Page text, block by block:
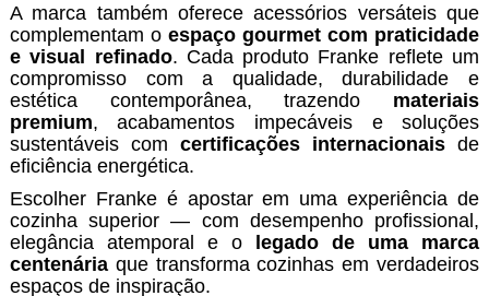
A marca também oferece acessórios versáteis que
complementam o espaço gourmet com praticidade
e visual refinado. Cada produto Franke reflete um
compromisso com a qualidade, durabilidade e
estética contemporânea, trazendo materiais
premium, acabamentos impecáveis e soluções
sustentáveis com certificações internacionais de
eficiência energética.
Escolher Franke é apostar em uma experiência de
cozinha superior — com desempenho profissional,
elegância atemporal e o
legado de uma marca
centenáriaque transforma cozinhas em verdadeiros
espaços de inspiração.